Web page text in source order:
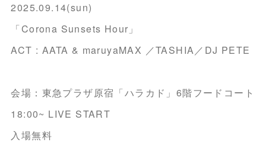
2025.09.14(sun)
「Corona Sunsets Hour」
ACT : AATA & maruyaMAX ／TASHIA／DJ PETE
会場：東急プラザ原宿「ハラカド」6階フードコート
18:00~ LIVE START
入場無料